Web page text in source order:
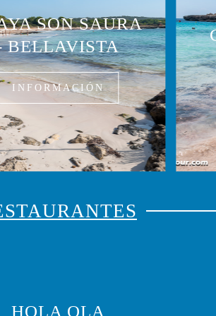
SON SAURA
BELLAVISTA
INFORMACIÓN
HOLA OLA